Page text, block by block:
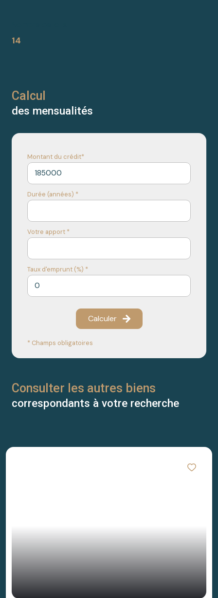
14
Calcul
des mensualités
Montant du crédit*
Durée (années) *
Votre apport *
Taux d'emprunt (%) *
Calculer
* Champs obligatoires
Consulter les autres biens
correspondants à votre recherche